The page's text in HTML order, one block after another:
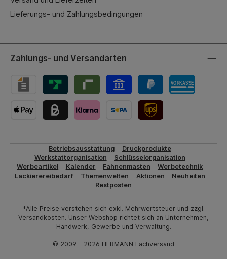
Lieferungs- und Zahlungsbedingungen
Zahlungs- und Versandarten
Betriebsausstattung
Druckprodukte
Werkstattorganisation
Schlüsselorganisation
Werbeartikel
Kalender Fahnenmasten
Werbetechnik
Lackierereibedarf
Themenwelten Aktionen
Neuheiten
Restposten
*Alle Preise verstehen sich exkl. Mehrwertsteuer und zzgl.
Versandkosten. Unser Webshop richtet sich an Unternehmen,
Handwerk, Gewerbe und Verwaltung.
© 2009 - 2026 HERMANN Fachversand